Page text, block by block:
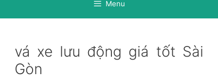
Menu
vá xe lưu động giá tốt Sài
Gòn